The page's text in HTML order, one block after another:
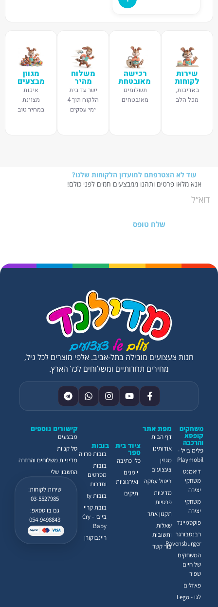
שירות
לקוחות
באדיבות,
מכל הלב
רכישה
מאובטחת
תשלומים
מאובטחים
משלוח
מהיר
ישר עד בית
הלקוח תוך 4
ימי עסקים
מגוון
מבצעים
איכות
מצוינת
במחיר טוב
עוד לא הצטרפתם למועדון הלקוחות שלנו?
אנא מלאו פרטים ותהנו ממבצעים חמים לפני כולם!
שלח טופס
קישורים נוספים
מבצעים
סל קניות
מדיניות משלוחים והחזרה
החשבון שלי
שירות לקוחות:
03-5527985
גם בווטסאפ:
054-9498843
ציוד בית
ספר
כלי כתיבה
יומנים
ואירגוניות
תיקים
בובות
בובות פרווה
בובות
מסרטים
וסדרות
בובות ty
בובת קריי
בייבי - Cry
Baby
ריינבוקורן
משחקים
קופסא
והרכבה
פלימובייל -
Playmobil
דיאמנט
משחקי
יצירה
משחקי
יצירה
פוקסמיינד
רבנסבורגר
Ravensburger
המשחקים
של חיים
שפיר
פאזלים
לגו - Lego
מפת אתר
דף הבית
אודותינו
מגזין
צעצועים
ביטול עסקה
מדיניות
פרטיות
תקנון אתר
שאלות
ותשובות
צור קשר
חנות צעצועים מובילה בתל-אביב. אלפי מוצרים לכל גיל,
מחירים תחרותיים ומשלוחים לכל הארץ.